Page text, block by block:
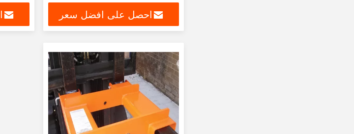
احصل على افضل سعر